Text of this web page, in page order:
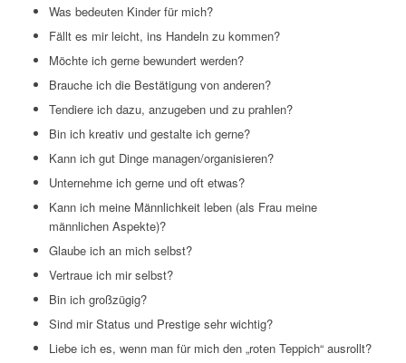
Was bedeuten Kinder für mich?
Fällt es mir leicht, ins Handeln zu kommen?
Möchte ich gerne bewundert werden?
Brauche ich die Bestätigung von anderen?
Tendiere ich dazu, anzugeben und zu prahlen?
Bin ich kreativ und gestalte ich gerne?
Kann ich gut Dinge managen/organisieren?
Unternehme ich gerne und oft etwas?
Kann ich meine Männlichkeit leben (als Frau meine
männlichen Aspekte)?
Glaube ich an mich selbst?
Vertraue ich mir selbst?
Bin ich großzügig?
Sind mir Status und Prestige sehr wichtig?
Liebe ich es, wenn man für mich den „roten Teppich“ ausrollt?